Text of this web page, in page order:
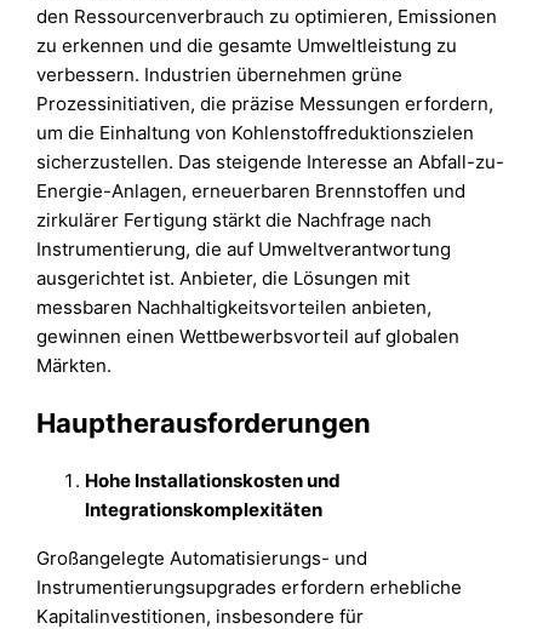
den Ressourcenverbrauch zu optimieren, Emissionen
zu erkennen und die gesamte Umweltleistung zu
verbessern. Industrien übernehmen grüne
Prozessinitiativen, die präzise Messungen erfordern,
um die Einhaltung von Kohlenstoffreduktionszielen
sicherzustellen. Das steigende Interesse an Abfall-zu-
Energie-Anlagen, erneuerbaren Brennstoffen und
zirkulärer Fertigung stärkt die Nachfrage nach
Instrumentierung, die auf Umweltverantwortung
ausgerichtet ist. Anbieter, die Lösungen mit
messbaren Nachhaltigkeitsvorteilen anbieten,
gewinnen einen Wettbewerbsvorteil auf globalen
Märkten.
Hauptherausforderungen
Hohe Installationskosten und
Integrationskomplexitäten
Großangelegte Automatisierungs- und
Instrumentierungsupgrades erfordern erhebliche
Kapitalinvestitionen, insbesondere für